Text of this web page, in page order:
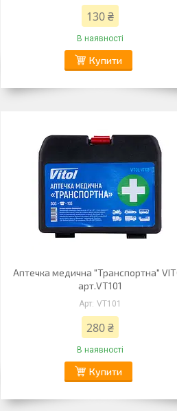
130 ₴
В наявності
Купити
Аптечка медична "Транспортна"
арт.VT101
VT101
280 ₴
В наявності
Купити